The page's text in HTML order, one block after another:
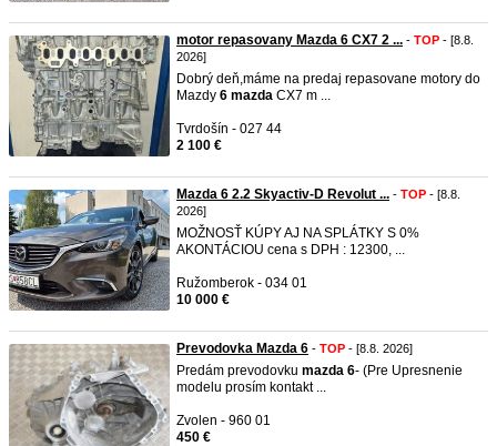
motor repasovany Mazda 6 CX7 2 ... - TOP - [8.8.
2026]
Dobrý deň,máme na predaj repasovane motory do
Mazdy 6 mazda CX7 m ...
Tvrdošín - 027 44
2 100 €
Mazda 6 2.2 Skyactiv-D Revolut ... - TOP - [8.8.
2026]
MOŽNOSŤ KÚPY AJ NA SPLÁTKY S 0%
AKONTÁCIOU cena s DPH : 12300, ...
Ružomberok - 034 01
10 000 €
Prevodovka Mazda 6 - TOP - [8.8. 2026]
Predám prevodovku mazda 6- (Pre Upresnenie
modelu prosím kontakt ...
Zvolen - 960 01
450 €